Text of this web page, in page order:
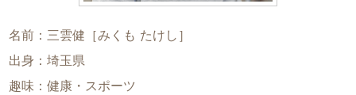
名前：三雲健［みくも たけし］
出身：埼玉県
趣味：健康・スポーツ